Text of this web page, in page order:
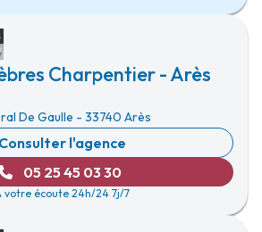
Charpentier - Arès
De Gaulle - 33740 Arès
Consulter l'agence
05 25 45 03 30
votre écoute 24h/24 7j/7